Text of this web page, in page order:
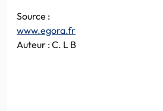
Source :
www.egora.fr
Auteur : C. L B